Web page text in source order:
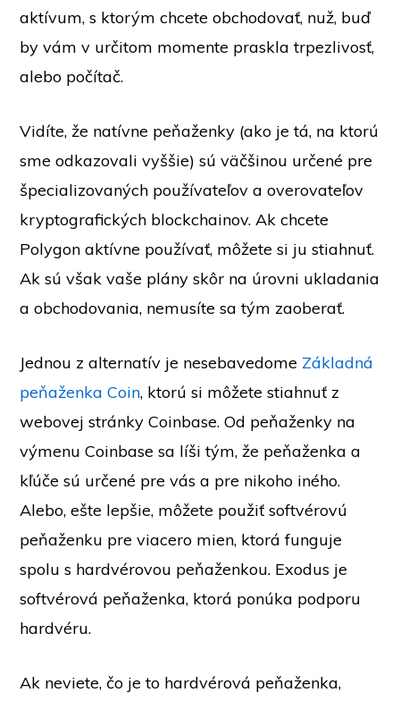
aktívum, s ktorým chcete obchodovať, nuž, buď
by vám v určitom momente praskla trpezlivosť,
alebo počítač.
Vidíte, že natívne peňaženky (ako je tá, na ktorú
sme odkazovali vyššie) sú väčšinou určené pre
špecializovaných používateľov a overovateľov
kryptografických blockchainov. Ak chcete
Polygon aktívne používať, môžete si ju stiahnuť.
Ak sú však vaše plány skôr na úrovni ukladania
a obchodovania, nemusíte sa tým zaoberať.
Jednou z alternatív je nesebavedome Základná
peňaženka Coin, ktorú si môžete stiahnuť z
webovej stránky Coinbase. Od peňaženky na
výmenu Coinbase sa líši tým, že peňaženka a
kľúče sú určené pre vás a pre nikoho iného.
Alebo, ešte lepšie, môžete použiť softvérovú
peňaženku pre viacero mien, ktorá funguje
spolu s hardvérovou peňaženkou. Exodus je
softvérová peňaženka, ktorá ponúka podporu
hardvéru.
Ak neviete, čo je to hardvérová peňaženka,